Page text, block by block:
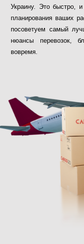
Украину. Это быстро,
планирования ваших
посоветуем самый
нюансы перевозок,
вовремя.